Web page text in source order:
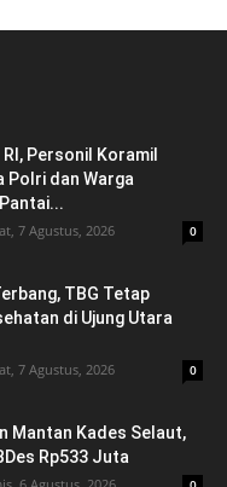
Personil Koramil
Polri dan Warga
7 Agustus, 2026 0
TBG Tetap
di Ujung Utara
7 Agustus, 2026 0
Mantan Kades Selaut,
Rp533 Juta